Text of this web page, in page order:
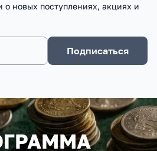
о новых поступлениях, акциях и
Подписаться